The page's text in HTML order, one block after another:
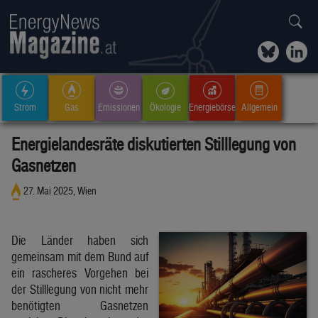
Strom Gas Emissionen Ökologie Energiebörse Allgemein
Energielandesräte diskutierten Stilllegung von
Gasnetzen
27. Mai 2025, Wien
Die Länder haben sich
gemeinsam mit dem Bund auf
ein rascheres Vorgehen bei
der Stilllegung von nicht mehr
benötigten Gasnetzen